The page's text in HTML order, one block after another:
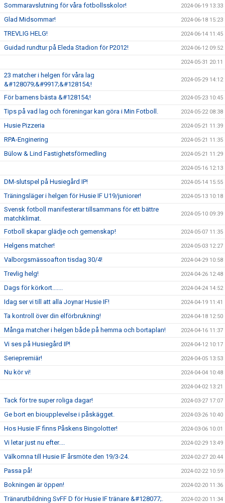
Sommaravslutning för våra fotbollsskolor! 2024-06-19 13:33
Glad Midsommar! 2024-06-18 15:23
TREVLIG HELG! 2024-06-14 11:45
Guidad rundtur på Eleda Stadion för P2012! 2024-06-12 09:52
2024-05-31 20:11
23 matcher i helgen för våra lag
&#128079;&#9917;&#128154;!
2024-05-29 14:12
För barnens bästa &#128154;! 2024-05-23 10:45
Tips på vad lag och föreningar kan göra i Min Fotboll. 2024-05-22 08:38
Husie Pizzeria 2024-05-21 11:39
RPA-Enginering 2024-05-21 11:35
Bülow & Lind Fastighetsförmedling 2024-05-21 11:29
2024-05-16 12:13
DM-slutspel på Husiegård IP! 2024-05-14 15:55
Träningsläger i helgen för Husie IF U19/juniorer! 2024-05-13 10:18
Svensk fotboll manifesterar tillsammans för ett bättre
matchklimat.
2024-05-10 09:39
Fotboll skapar glädje och gemenskap! 2024-05-07 11:35
Helgens matcher! 2024-05-03 12:27
Valborgsmässoafton tisdag 30/4! 2024-04-29 10:58
Trevlig helg! 2024-04-26 12:48
Dags för körkort....... 2024-04-24 14:52
Idag ser vi till att alla Joynar Husie IF! 2024-04-19 11:41
Ta kontroll över din elförbrukning! 2024-04-18 12:50
Många matcher i helgen både på hemma och bortaplan! 2024-04-16 11:37
Vi ses på Husiegård IP! 2024-04-12 10:17
Seriepremiär! 2024-04-05 13:53
Nu kör vi! 2024-04-04 10:48
2024-04-02 13:21
Tack för tre super roliga dagar! 2024-03-27 17:07
Ge bort en bioupplevelse i påskägget. 2024-03-26 10:40
Hos Husie IF finns Påskens Bingolotter! 2024-03-06 10:01
Vi letar just nu efter.... 2024-02-29 13:49
Välkomna till Husie IF årsmöte den 19/3-24. 2024-02-27 20:44
Passa på! 2024-02-22 10:59
Bokningen är öppen! 2024-02-20 11:36
Tränarutbildning SvFF D för Husie IF tränare &#128077;. 2024-02-20 11:34